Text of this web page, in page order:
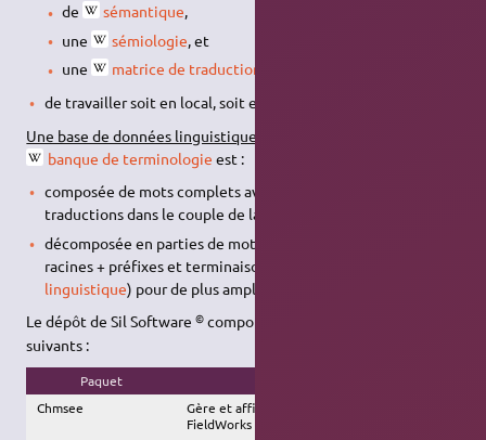
de
sémantique,
une
sémiologie, et
une
matrice de traduction
de travailler soit en local, soit en serveur distant collaboratif.
Une base de données linguistique
banque de terminologie est :
composée de mots complets avec leurs définitions et ou
traductions dans le couple de langues choisies.
décomposée en parties de mots soit
racines + préfixes et terminaisons (cf.
linguistique) pour de plus amples informations à ce sujet.
Le dépôt de Sil Software© comporte les logiciels principaux
suivants :
Paquet
Chmsee
Gère et affiche le fichier d'aide de
FieldWorks